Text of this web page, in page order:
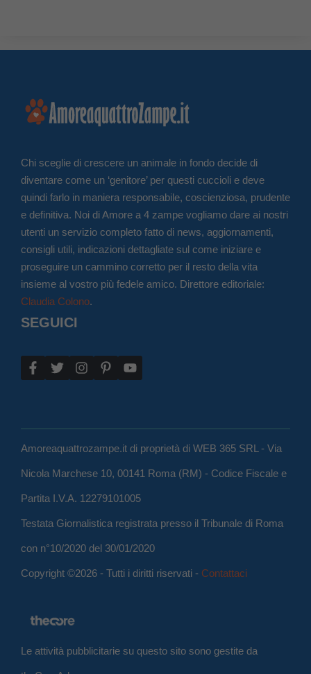
Chi sceglie di crescere un animale in fondo decide di
diventare come un ‘genitore’ per questi cuccioli e deve
quindi farlo in maniera responsabile, coscienziosa, prudente
e definitiva. Noi di Amore a 4 zampe vogliamo dare ai nostri
utenti un servizio completo fatto di news, aggiornamenti,
consigli utili, indicazioni dettagliate sul come iniziare e
proseguire un cammino corretto per il resto della vita
insieme al vostro più fedele amico. Direttore editoriale:
Claudia Colono.
SEGUICI
Amoreaquattrozampe.it di proprietà di WEB 365 SRL - Via
Nicola Marchese 10, 00141 Roma (RM) - Codice Fiscale e
Partita I.V.A. 12279101005
Testata Giornalistica registrata presso il Tribunale di Roma
con n°10/2020 del 30/01/2020
Copyright ©2026 - Tutti i diritti riservati - Contattaci
Le attività pubblicitarie su questo sito sono gestite da